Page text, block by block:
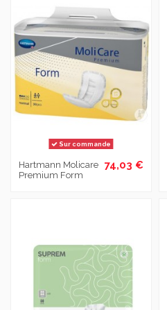
Sur commande
Hartmann Molicare
Premium Form
74,03 €